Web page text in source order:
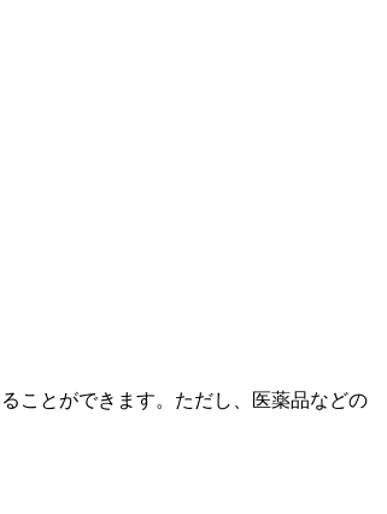
ことができます。ただし、医薬品などの